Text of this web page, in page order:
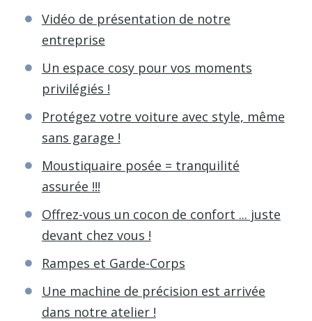
Vidéo de présentation de notre
entreprise
Un espace cosy pour vos moments
privilégiés !
Protégez votre voiture avec style, même
sans garage !
Moustiquaire posée = tranquilité
assurée !!!
Offrez-vous un cocon de confort ... juste
devant chez vous !
Rampes et Garde-Corps
Une machine de précision est arrivée
dans notre atelier !